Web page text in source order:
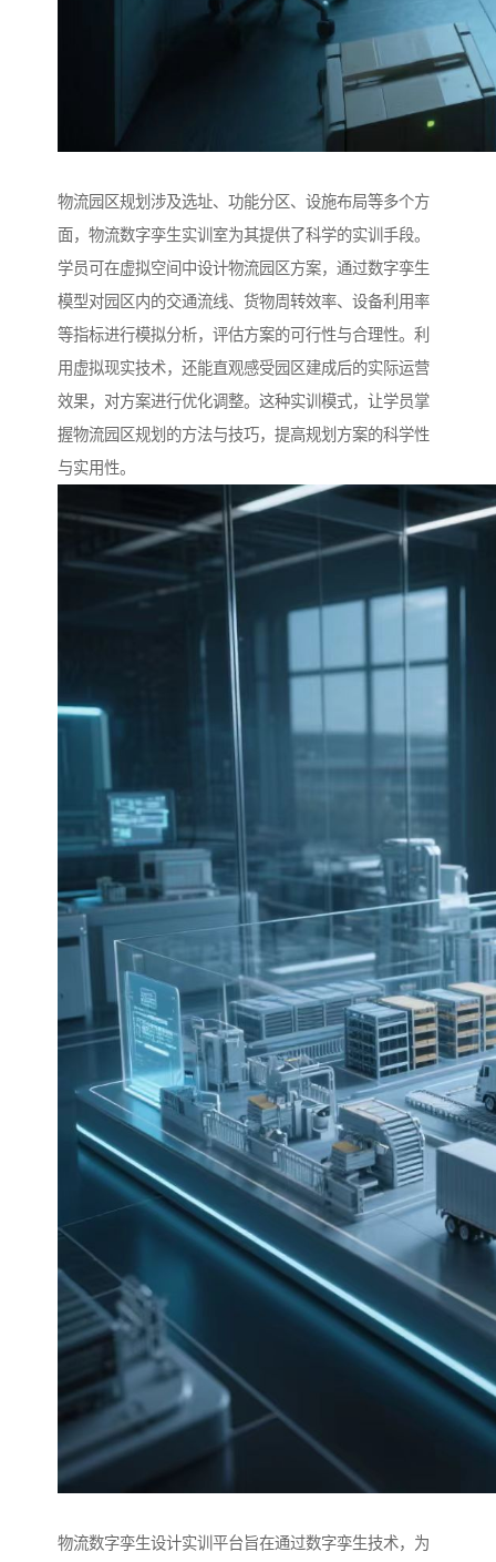
物流园区规划涉及选址、功能分区、设施布局等多个方
面，物流数字孪生实训室为其提供了科学的实训手段。
学员可在虚拟空间中设计物流园区方案，通过数字孪生
模型对园区内的交通流线、货物周转效率、设备利用率
等指标进行模拟分析，评估方案的可行性与合理性。利
用虚拟现实技术，还能直观感受园区建成后的实际运营
效果，对方案进行优化调整。这种实训模式，让学员掌
握物流园区规划的方法与技巧，提高规划方案的科学性
与实用性。
物流数字孪生设计实训平台旨在通过数字孪生技术，为